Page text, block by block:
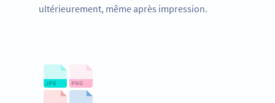
ultérieurement, même après impression.